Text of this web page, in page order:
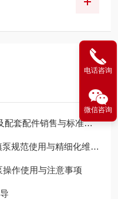
销售与标准化应用技术解析
使用与精细化维保技术指南
作使用与注意事项
电话咨询
微信咨询